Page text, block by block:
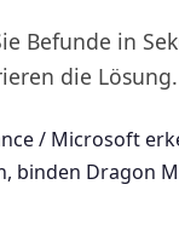
Befunde in
die Lösung.
/ Microsoft
binden Dragon